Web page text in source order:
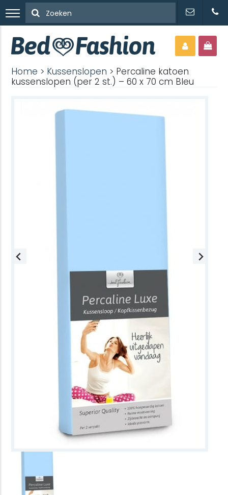
Home > Kussenslopen > Percaline katoen
kussenslopen (per 2 st.) – 60 x 70 cm Bleu